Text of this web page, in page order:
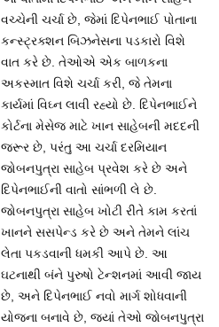
વચ્ચેની ચર્ચા છે, જેમાં દિપેનભાઈ પોતાના
કન્સ્ટ્રક્શન બિઝનેસના પડકારો વિશે
વાત કરે છે. તેઓએ એક બાળકના
અકસ્માત વિશે ચર્ચા કરી, જે તેમના
કાર્યમાં વિઘ્ન લાવી રહ્યો છે. દિપેનભાઈને
કોર્ટના મેસેજ માટે ખાન સાહેબની મદદની
જરૂર છે, પરંતુ આ ચર્ચા દરમિયાન
જોબનપુત્રા સાહેબ પ્રવેશ કરે છે અને
દિપેનભાઈની વાતો સાંભળી લે છે.
જોબનપુત્રા સાહેબ ખોટી રીતે કામ કરતાં
ખાનને સસપેન્ડ કરે છે અને તેમને લાંચ
લેતા પકડવાની ધમકી આપે છે. આ
ઘટનાથી બંને પુરુષો ટેન્શનમાં આવી જાય
છે, અને દિપેનભાઈ નવો માર્ગ શોધવાની
યોજના બનાવે છે, જ્યાં તેઓ જોબનપુત્રા